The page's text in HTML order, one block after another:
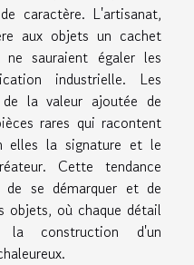
caractère. L'artisanat,
aux objets un cachet
sauraient égaler les
industrielle. Les
de la valeur ajoutée de
rares qui racontent
elles la signature et le
Cette tendance
se démarquer et de
objets, où chaque détail
construction d'un